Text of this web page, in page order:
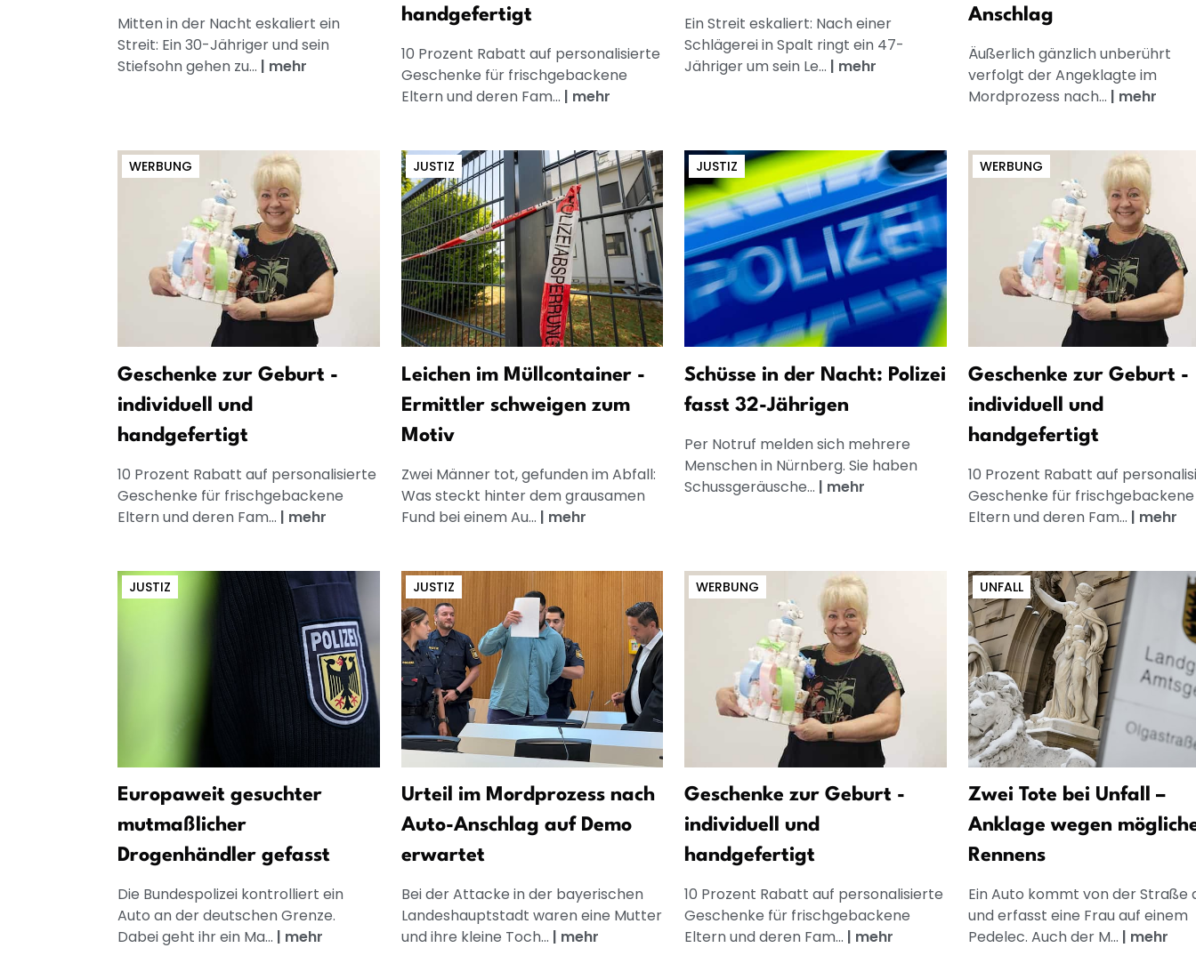
Mitten in der Nacht eskaliert ein
Streit: Ein 30-Jähriger und sein
Stiefsohn gehen zu... | mehr
handgefertigt
10 Prozent Rabatt auf personalisierte
Geschenke für frischgebackene
Eltern und deren Fam... | mehr
Ein Streit eskaliert: Nach einer
Schlägerei in Spalt ringt ein 47-
Jähriger um sein Le... | mehr
Anschlag
Äußerlich gänzlich unberührt
verfolgt der Angeklagte im
Mordprozess nach... | mehr
WERBUNG
Geschenke zur Geburt -
individuell und
handgefertigt
10 Prozent Rabatt auf personalisierte
Geschenke für frischgebackene
Eltern und deren Fam... | mehr
JUSTIZ
Leichen im Müllcontainer -
Ermittler schweigen zum
Motiv
Zwei Männer tot, gefunden im Abfall:
Was steckt hinter dem grausamen
Fund bei einem Au... | mehr
JUSTIZ
Schüsse in der Nacht: Polizei
fasst 32-Jährigen
Per Notruf melden sich mehrere
Menschen in Nürnberg. Sie haben
Schussgeräusche... | mehr
WERBUNG
Geschenke zur Geburt -
individuell und
handgefertigt
10 Prozent Rabatt auf
Geschenke für frischgebackene
Eltern und deren Fam... | mehr
JUSTIZ
Europaweit gesuchter
mutmaßlicher
Drogenhändler gefasst
Die Bundespolizei kontrolliert ein
Auto an der deutschen Grenze.
Dabei geht ihr ein Ma... | mehr
JUSTIZ
Urteil im Mordprozess nach
Auto-Anschlag auf Demo
erwartet
Bei der Attacke in der bayerischen
Landeshauptstadt waren eine Mutter
und ihre kleine Toch... | mehr
WERBUNG
Geschenke zur Geburt -
individuell und
handgefertigt
10 Prozent Rabatt auf personalisierte
Geschenke für frischgebackene
Eltern und deren Fam... | mehr
UNFALL
Zwei Tote bei Unfall –
Anklage wegen
Rennens
Ein Auto kommt von der Straße
und erfasst eine Frau auf einem
Pedelec. Auch der M... | mehr